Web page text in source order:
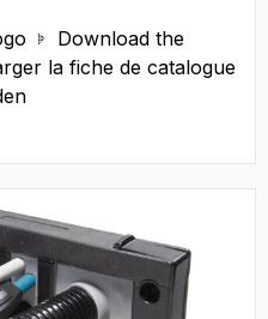

Download the
la fiche de catalogue